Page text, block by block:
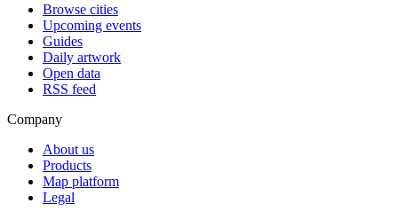
Browse cities
Upcoming events
Guides
Daily artwork
Open data
RSS feed
Company
About us
Products
Map platform
Legal